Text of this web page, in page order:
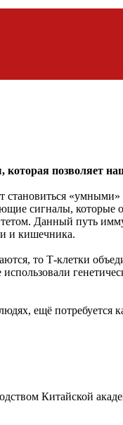
позволяет
сигналы,
Данный путь
и кишечника.
то Т-клетки
ещё потребуется
Китайской